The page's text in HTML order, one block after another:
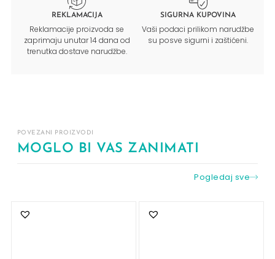
REKLAMACIJA
Reklamacije proizvoda se
zaprimaju unutar 14 dana od
trenutka dostave narudžbe.
SIGURNA KUPOVINA
Vaši podaci prilikom narudžbe
su posve sigurni i zaštićeni.
POVEZANI PROIZVODI
MOGLO BI VAS ZANIMATI
Pogledaj sve